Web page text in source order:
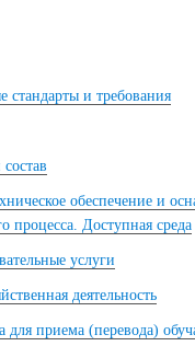
стандарты и требования
обеспечение и
процесса. Доступная среда
услуги
деятельность
для приема (перевода)